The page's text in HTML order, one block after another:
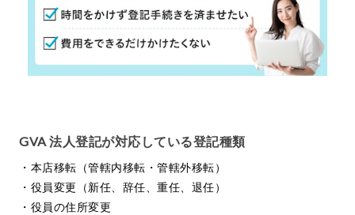
GVA 法人登記が対応している登記種類
・本店移転（管轄内移転・管轄外移転）
・役員変更（新任、辞任、重任、退任）
・役員の住所変更